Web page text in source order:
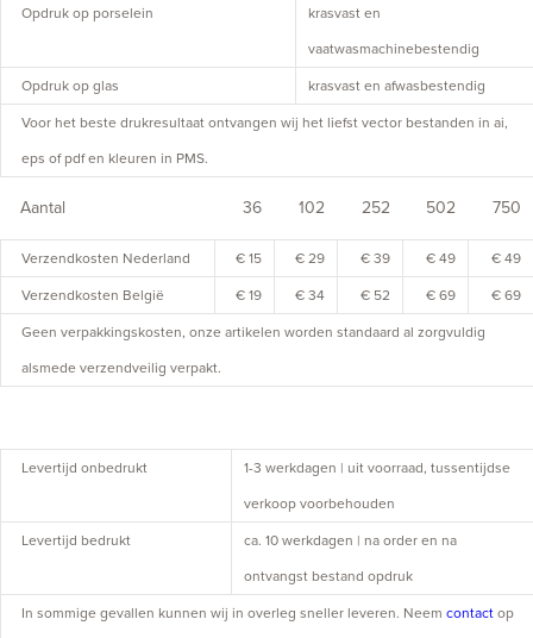
Opdruk op porselein krasvast en
vaatwasmachinebestendig
Opdruk op glas krasvast en afwasbestendig
Voor het beste drukresultaat ontvangen wij het liefst vector bestanden in ai,
eps of pdf en kleuren in PMS.
Aantal 36 102 252 502 750
Verzendkosten Nederland € 15 € 29 € 39 € 49 € 49
Verzendkosten België € 19 € 34 € 52 € 69 € 69
Geen verpakkingskosten, onze artikelen worden standaard al zorgvuldig
alsmede verzendveilig verpakt.
Levertijd onbedrukt 1-3 werkdagen | uit voorraad, tussentijdse
verkoop voorbehouden
Levertijd bedrukt ca. 10 werkdagen | na order en na
ontvangst bestand opdruk
In sommige gevallen kunnen wij in overleg sneller leveren. Neem contact op